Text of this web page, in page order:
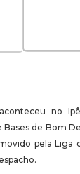
no
Bases de Bom
pela Liga